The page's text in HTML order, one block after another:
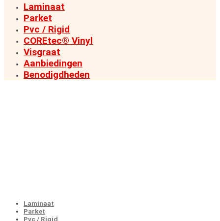
Laminaat
Parket
Pvc / Rigid
COREtec® Vinyl
Visgraat
Aanbiedingen
Benodigdheden
Laminaat
Parket
Pvc / Rigid